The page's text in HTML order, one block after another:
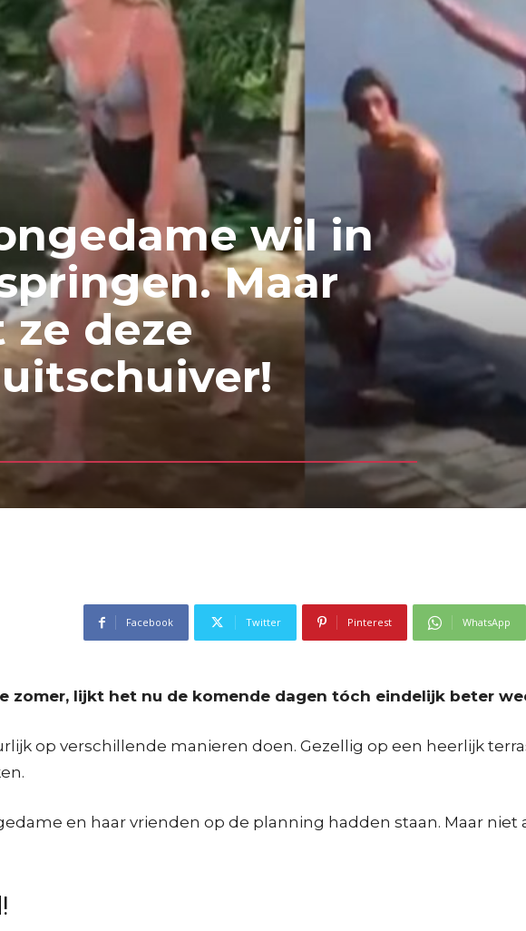
wil in
Maar
deze
uitschuiver!
Facebook Twitter Pinterest WhatsApp
zomer, lijkt het nu de komende dagen tóch eindelijk beter
op verschillende manieren doen. Gezellig op een heerlijk
en haar vrienden op de planning hadden staan. Maar niet